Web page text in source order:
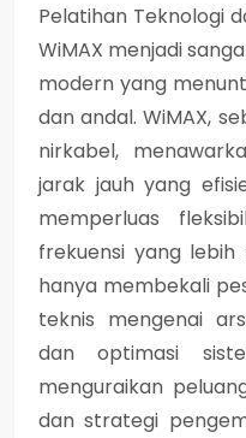
Pelatihan Teknologi
WiMAX menjadi
modern yang
dan andal. WiMAX,
nirkabel,
jarak jauh yang
memperluas
frekuensi yang
hanya membekali
teknis mengenai
dan optimasi
menguraikan
dan strategi